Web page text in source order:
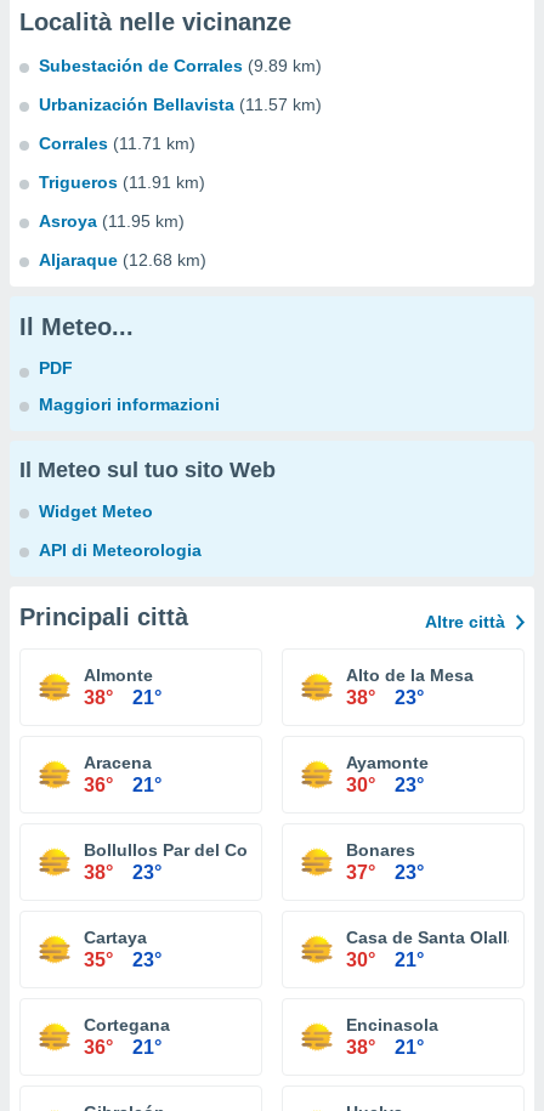
Località nelle vicinanze
Subestación de Corrales (9.89 km)
Urbanización Bellavista (11.57 km)
Corrales (11.71 km)
Trigueros (11.91 km)
Asroya (11.95 km)
Aljaraque (12.68 km)
Il Meteo...
PDF
Maggiori informazioni
Il Meteo sul tuo sito Web
Widget Meteo
API di Meteorologia
Principali città Altre città
Almonte
38° 21°
Alto de la Mesa
38° 23°
Aracena
36° 21°
Ayamonte
30° 23°
Bollullos Par del Condado
38° 23°
Bonares
37° 23°
Cartaya
35° 23°
Casa de Santa Olalla
30° 21°
Cortegana
36° 21°
Encinasola
38° 21°